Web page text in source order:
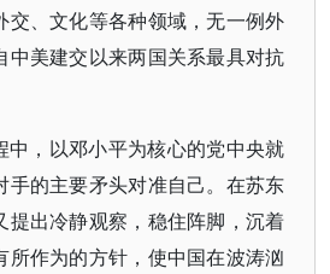
交、文化等各种领域，无一例外
中美建交以来两国关系最具对抗
中，以邓小平为核心的党中央就
手的主要矛头对准自己。在苏东
提出冷静观察，稳住阵脚，沉着
所作为的方针，使中国在波涛汹